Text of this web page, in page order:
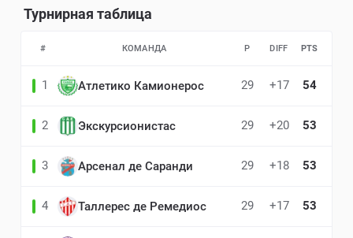
Турнирная таблица
# КОМАНДА P DIFF PTS
1 Атлетико Камионерос 29 +17 54
2 Экскурсионистас 29 +20 53
3 Арсенал де Саранди 29 +18 53
4 Таллерес де Ремедиос 29 +17 53